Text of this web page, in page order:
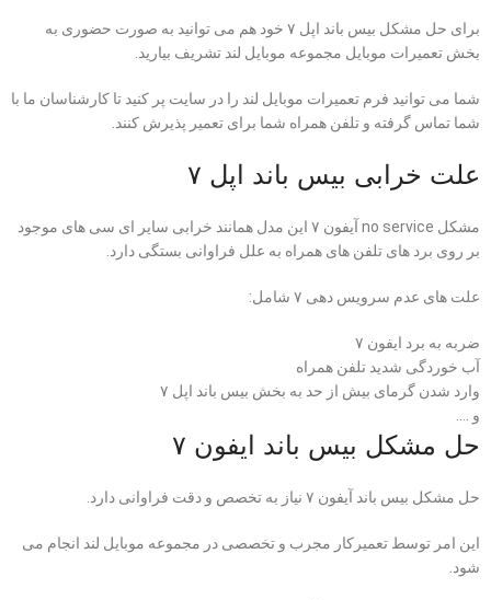
برای حل مشکل بیس باند اپل
۷ خود هم می توانید به صورت حضوری به
بخش تعمیرات موبایل مجموعه موبایل لند تشریف بیارید.
شما می توانید فرم تعمیرات موبایل لند را در سایت پر کنید تا کارشناسان ما با
شما تماس گرفته و تلفن همراه شما برای تعمیر پذیرش کنند.
علت خرابی بیس باند اپل ۷
مشکل no service آیفون ۷ این مدل همانند خرابی سایر ای سی های موجود
بر روی برد های تلفن های همراه به علل فراوانی بستگی دارد.
علت های عدم سرویس دهی ۷ شامل:
ضربه به برد ایفون ۷
آب خوردگی شدید تلفن همراه
وارد شدن گرمای بیش از حد به بخش بیس باند اپل ۷
و ….
حل مشکل بیس باند ایفون ۷
حل مشکل بیس باند آیفون ۷ نیاز به تخصص و دقت فراوانی دارد.
این امر توسط تعمیرکار مجرب و تخصصی در مجموعه موبایل لند انجام می
شود.